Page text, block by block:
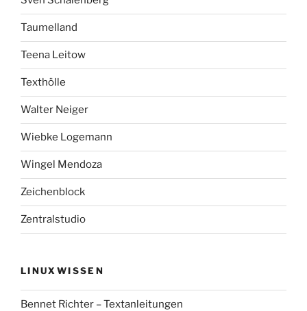
Taumelland
Teena Leitow
Texthölle
Walter Neiger
Wiebke Logemann
Wingel Mendoza
Zeichenblock
Zentralstudio
LINUXWISSEN
Bennet Richter – Textanleitungen